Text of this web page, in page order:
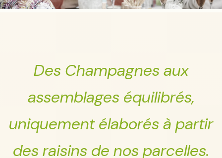
Des Champagnes aux
assemblages équilibrés,
uniquement élaborés à partir
des raisins de nos parcelles.